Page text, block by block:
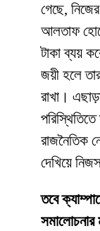
গেছে,
আলতাফ
টাকা ব্যয়
জয়ী হলে
রাখা।
রাজনৈতিক
দেখিয়ে
তবে